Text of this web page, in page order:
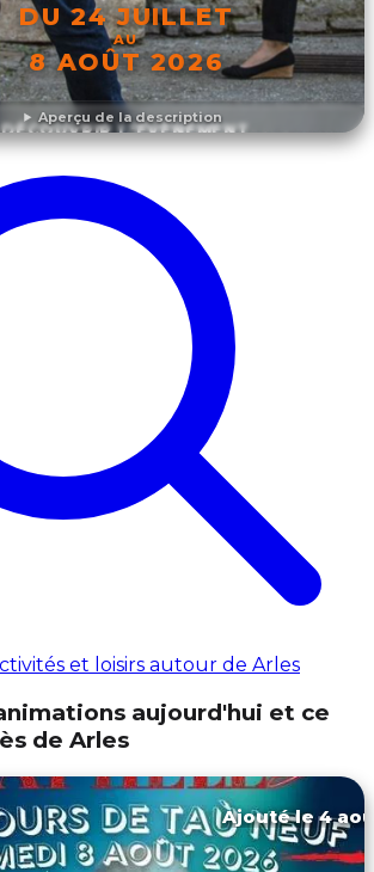
Aperçu de la description
DU 24 JUILLET
AU
8 AOÛT 2026
DÉCOUVRIR L'ÉVÉNEMENT
et loisirs autour de Arles
aujourd'hui et ce
de Arles
Ajouté le 4